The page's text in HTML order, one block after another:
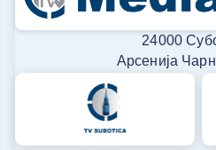
24000
Арсенија